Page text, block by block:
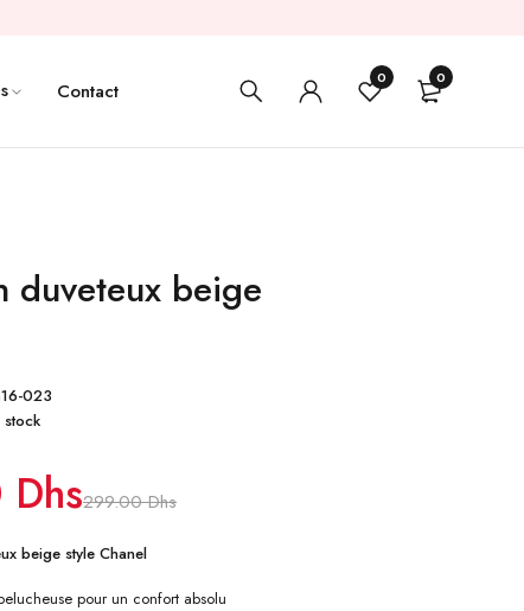
Contact
0 0
duveteux beige
023
stock
299.00Dhs
Dhs
beige style Chanel
pour un confort absolu